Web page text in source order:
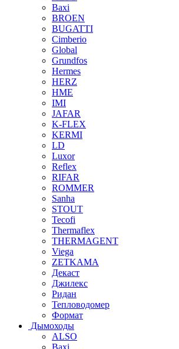
Baxi
BROEN
BUGATTI
Cimberio
Global
Grundfos
Hermes
HERZ
HME
IMI
JAFAR
K-FLEX
KERMI
LD
Luxor
Reflex
RIFAR
ROMMER
Sanha
STOUT
Tecofi
Thermaflex
THERMAGENT
Viega
ZETKAMA
Декаст
Джилекс
Ридан
Тепловодомер
Формат
Дымоходы
ALSO
Baxi